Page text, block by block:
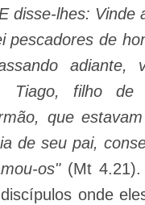
disse-lhes: Vinde
pescadores de
adiante,
Tiago, filho de
que
de seu pai,
os" (Mt
onde